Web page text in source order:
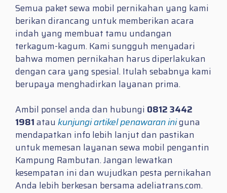
Semua paket sewa mobil pernikahan yang kami
berikan dirancang untuk memberikan acara
indah yang membuat tamu undangan
terkagum-kagum. Kami sungguh menyadari
bahwa momen pernikahan harus diperlakukan
dengan cara yang spesial. Itulah sebabnya kami
berupaya menghadirkan layanan prima.
Ambil ponsel anda dan hubungi 0812 3442
1981atau kunjungi artikel penawaran iniguna
mendapatkan info lebih lanjut dan pastikan
untuk memesan layanan sewa mobil pengantin
Kampung Rambutan. Jangan lewatkan
kesempatan ini dan wujudkan pesta pernikahan
Anda lebih berkesan bersama adeliatrans.com.